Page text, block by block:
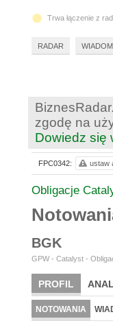
zgodę na
Dowiedz się
Obligacje
BGK
GPW - Catalyst -
PROFIL
NOTOWANIA
FPC0342: ustaw
Trwa łączenie z
RADAR